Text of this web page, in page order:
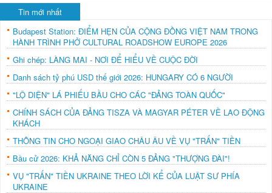
Tin mới nhất
Budapest Station: ĐIỂM HẸN CỦA CỘNG ĐỒNG VIỆT NAM TRONG
HÀNH TRÌNH PHỞ CULTURAL ROADSHOW EUROPE 2026
Ghi chép: LÀNG MAI - NƠI ĐỂ HIỂU VỀ CUỘC ĐỜI
Danh sách tỷ phú USD thế giới 2026: HUNGARY CÓ 6 NGƯỜI
"LỘ DIỆN" LÁ PHIẾU BẦU CHO CÁC "ĐẢNG TOÀN QUỐC"
CHÍNH SÁCH CỦA ĐẢNG TISZA VÀ MAGYAR PÉTER VỀ LAO ĐỘNG
KHÁCH
THÔNG TIN CHO NGOẠI GIAO CHÂU ÂU VỀ VỤ "TRẤN" TIỀN
Bầu cử 2026: KHẢ NĂNG CHỈ CÒN 5 ĐẢNG "THƯỢNG ĐÀI"!
VỤ "TRẤN" TIỀN UKRAINE THEO LỜI KỂ CỦA LUẬT SƯ PHÍA
UKRAINE